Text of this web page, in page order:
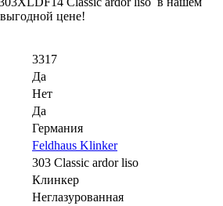
цене!
3317
Да
Нет
Да
Германия
Feldhaus Klinker
303 Classic ardor liso
Клинкер
Неглазурованная